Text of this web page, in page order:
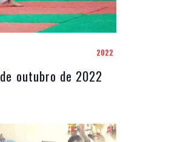
2022
outubro de 2022